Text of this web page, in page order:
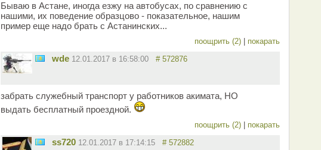
Бываю в Астане, иногда езжу на автобусах, по сравнению с
нашими, их поведение образцово - показательное, нашим
пример еще надо брать с Астанинских...
поощрить (2) покарать
wde 12.01.2017 в 16:58:00 # 572876
забрать служебный транспорт у работников акимата, НО
выдать бесплатный проездной.
поощрить (2) покарать
ss720 12.01.2017 в 17:14:15 # 572882